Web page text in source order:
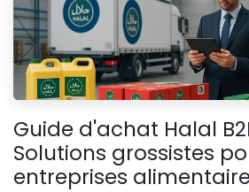
Guide d'achat Halal
Solutions grossistes
entreprises